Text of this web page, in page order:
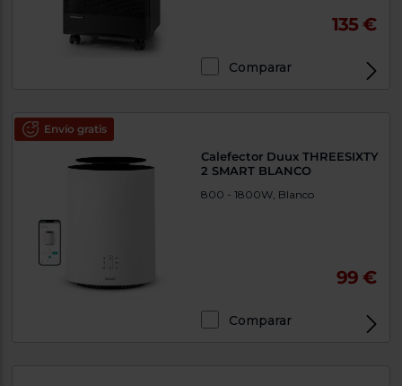
135 €
Comparar
Envío gratis
Calefector Duux THREESIXTY
2 SMART BLANCO
800 - 1800W, Blanco
99 €
Comparar